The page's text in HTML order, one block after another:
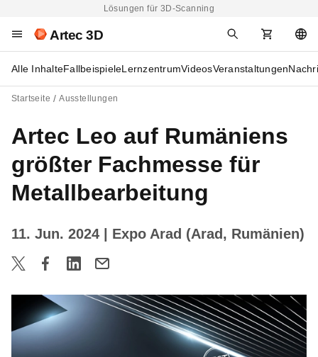
Lösungen für 3D-Scanning
Artec 3D
Alle InhalteFallbeispieleLernzentrumVideosVeranstaltungen
Startseite Ausstellungen
Artec Leo auf Rumäniens
größter Fachmesse für
Metallbearbeitung
11. Jun. 2024 | Expo Arad (Arad, Rumänien)